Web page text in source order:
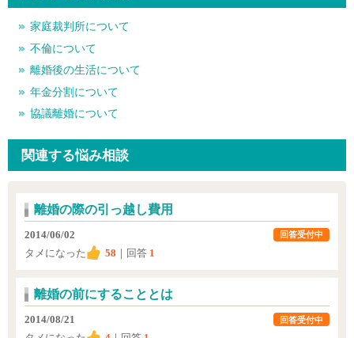
家庭裁判所について
不倫について
離婚後の生活について
年金分割について
協議離婚について
関連する悩み相談
離婚の際の引っ越し費用
2014/06/02
タメになった
58 ｜回答 1
回答受付中
離婚の前にすることとは
2014/08/21
回答受付中